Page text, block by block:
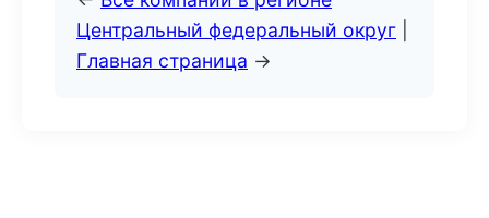
Центральный федеральный округ
Главная страница →